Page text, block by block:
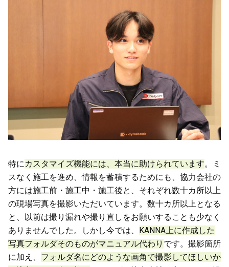
特に カスタマイズ機能には、本当に助けられています。ミ
スなく施工を進め、情報を蓄積するためにも、協力会社の
方には施工前・施工中・施工後と、それぞれ数十カ所以上
の現場写真を撮影いただいています。数十カ所以上となる
と、以前は撮り漏れや撮り直しをお願いすることも少なく
ありませんでした。しかし今では、 KANNA上に作成した
写真フォルダそのものがマニュアル代わり です。撮影箇所
に加え、 フォルダ名にどのような画角で撮影してほしいか